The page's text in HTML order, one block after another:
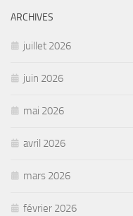
ARCHIVES
juillet 2026
juin 2026
mai 2026
avril 2026
mars 2026
février 2026